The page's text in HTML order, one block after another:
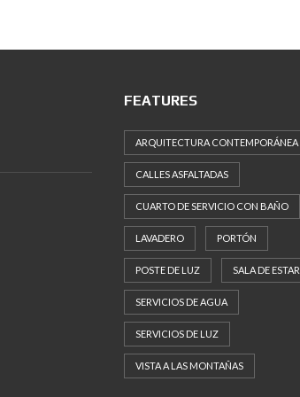
FEATURES
ARQUITECTURA CONTEMPORÁNEA
CALLES ASFALTADAS
CUARTO DE SERVICIO CON BAÑO
LAVADERO PORTÓN
POSTE DE LUZ SALA DE ESTAR
SERVICIOS DE AGUA
SERVICIOS DE LUZ
VISTA A LAS MONTAÑAS